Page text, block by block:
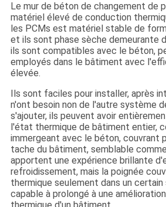
Le mur de béton de changement de
matériel élevé de conduction
les PCMs est matériel stable de
et ils sont phase sèche demeurante
ils sont compatibles avec le béton,
employés dans le bâtiment avec
élevée.
Ils sont faciles pour installer, après
n'ont besoin non de l'autre système
s'ajouter, ils peuvent avoir
l'état thermique de bâtiment entier,
immergeant avec le béton, couvrant
tache du bâtiment, semblable
apportent une expérience brillante
refroidissement, mais la poignée
thermique seulement dans un certain
capable à prolongé à une